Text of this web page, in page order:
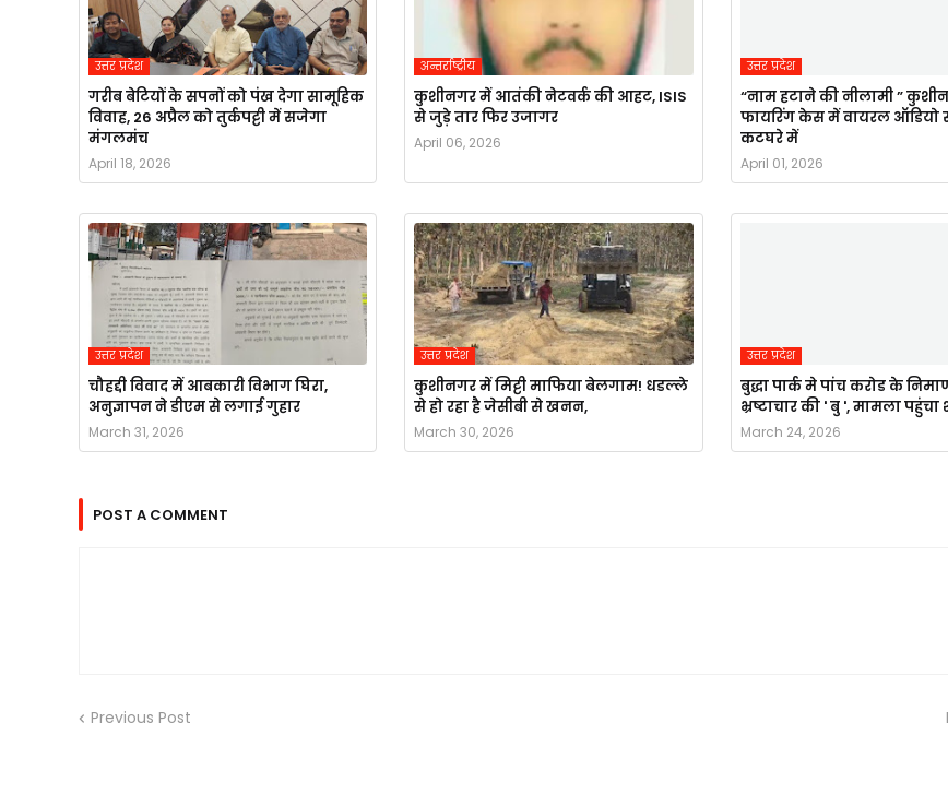
उत्तर प्रदेश
गरीब बेटियों के सपनों को पंख देगा सामूहिक
विवाह, 26 अप्रैल को तुर्कपट्टी में सजेगा
मंगलमंच
April 18, 2026
अन्तर्राष्ट्रीय
कुशीनगर में आतंकी नेटवर्क की आहट, ISIS
से जुड़े तार फिर उजागर
April 06, 2026
उत्तर प्रदेश
“नाम हटाने की नीलामी ”
फायरिंग केस में वायरल ऑडियो
कटघरे में
April 01, 2026
उत्तर प्रदेश
चौहद्दी विवाद में आबकारी विभाग घिरा,
अनुज्ञापन ने डीएम से लगाई गुहार
March 31, 2026
उत्तर प्रदेश
कुशीनगर में मिट्टी माफिया बेलगाम! धडल्ले
से हो रहा है जेसीबी से खनन,
March 30, 2026
उत्तर प्रदेश
बुद्धा पार्क मे पांच करोड के
भ्रष्टाचार की ' बु ', मामला
March 24, 2026
POST A COMMENT
Previous Post